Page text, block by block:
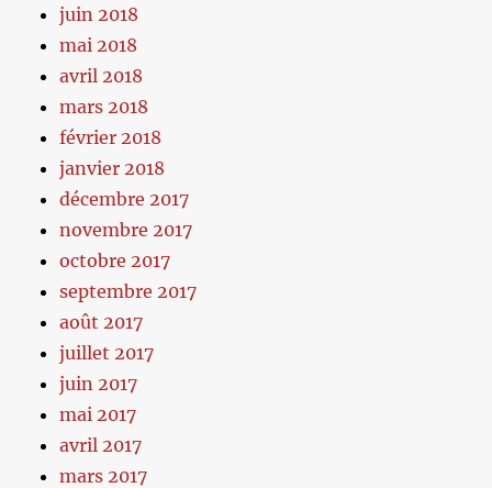
juin 2018
mai 2018
avril 2018
mars 2018
février 2018
janvier 2018
décembre 2017
novembre 2017
octobre 2017
septembre 2017
août 2017
juillet 2017
juin 2017
mai 2017
avril 2017
mars 2017